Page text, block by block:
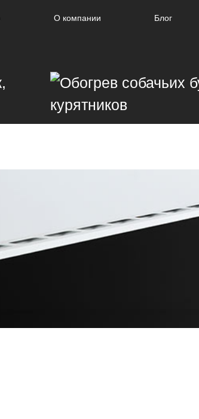
О компании Блог